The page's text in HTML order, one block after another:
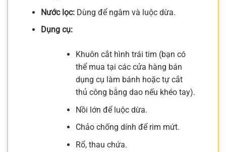
Nước lọc:Dùng để ngâm và luộc dừa.
Dụng cụ:
Khuôn cắt hình trái tim (bạn có
thể mua tại các cửa hàng bán
dụng cụ làm bánh hoặc tự cắt
thủ công bằng dao nếu khéo tay).
Nồi lớn để luộc dừa.
Chảo chống dính để rim mứt.
Rổ, thau chứa.